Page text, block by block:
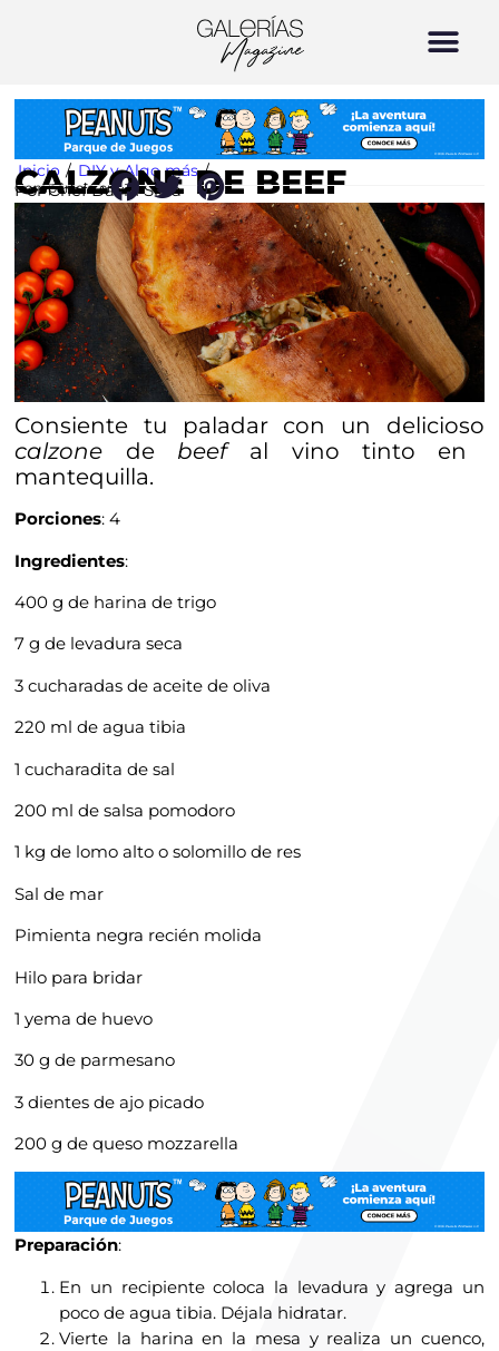
Inicio / DIY y Algo más /
CALZONE DE BEEF
Por Chef David Silva
Compártelo en:
Consiente tu paladar con un delicioso
calzone debeefal vino tinto en
mantequilla.
Porciones: 4
Ingredientes:
400 g de harina de trigo
7 g de levadura seca
3 cucharadas de aceite de oliva
220 ml de agua tibia
1 cucharadita de sal
200 ml de salsa pomodoro
1 kg de lomo alto o solomillo de res
Sal de mar
Pimienta negra recién molida
Hilo para bridar
1 yema de huevo
30 g de parmesano
3 dientes de ajo picado
200 g de queso mozzarella
Preparación:
En un recipiente coloca la levadura y agrega un
poco de agua tibia. Déjala hidratar.
Vierte la harina en la mesa y realiza un cuenco,